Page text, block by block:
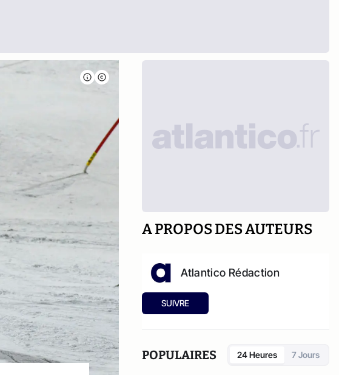
A PROPOS DES AUTEURS
Atlantico Rédaction
SUIVRE
POPULAIRES 24 Heures 7 Jours